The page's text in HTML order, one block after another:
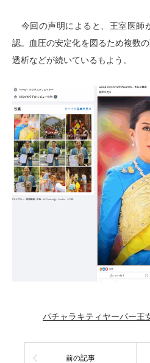
今回の声明によると、王室医師
認。血圧の安定化を図るため複数
透析などが続いているもよう。
パチャラキティヤーパー王
前の記事